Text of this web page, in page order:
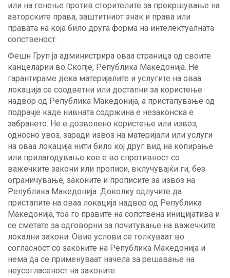
или на гонење против сторителите за прекршување на
авторските права, заштитниот знак и права или
правата на која било друга форма на интелектуалната
сопственост.
Фешн Груп ја администрира оваа страница од своите
канцеларии во Скопје, Република Македонија. Не
гарантираме дека материјалите и услугите на оваа
локација се соодветни или достапни за користење
надвор од Република Македонија, а пристапување од
подрачје каде нивната содржина е незаконска е
забрането. Не е дозволено користење или извоз,
односно увоз, заради извоз на материјали или услуги
на оваа локација нити било кој друг вид на копирање
или прилагодување кое е во спротивност со
важечките закони или прописи, вклучувајќи ги, без
ограничување, законите и прописите за извоз на
Република Македонија. Доколку одлучите да
пристапите на оваа локација надвор од Република
Македонија, тоа го правите на сопствена иницијатива и
се сметате за одговорни за почитување на важечките
локални закони. Овие услови се толкуваат во
согласност со законите на Република Македонија и
нема да се применуваат начела за решавање на
неусогласеност на законите.